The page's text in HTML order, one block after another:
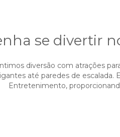
se divertir
diversão com atrações
até paredes de escalada.
Entretenimento,